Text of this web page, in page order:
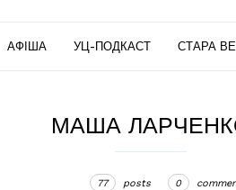
АФІША УЦ-ПОДКАСТ СТАРА
МАША
77 posts 0